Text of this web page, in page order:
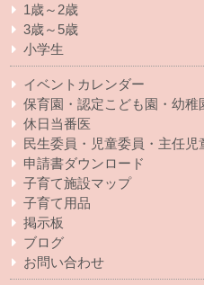
1歳～2歳
3歳～5歳
小学生
イベントカレンダー
保育園・認定こども園・幼稚
休日当番医
民生委員・児童委員・主任児
申請書ダウンロード
子育て施設マップ
子育て用品
掲示板
ブログ
お問い合わせ